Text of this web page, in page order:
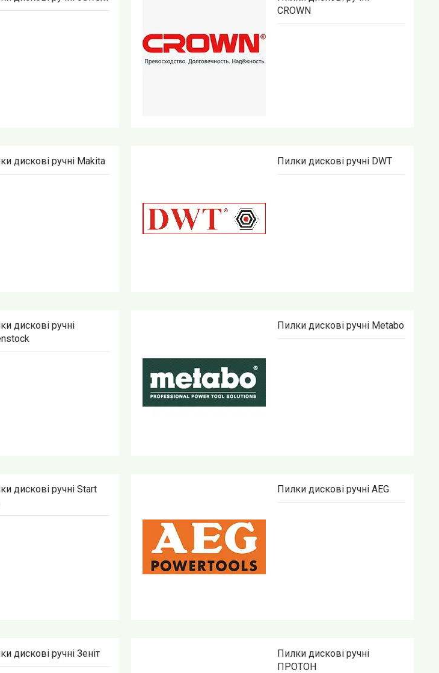
CROWN
дискові ручні Makita Пилки дискові ручні DWT
дискові ручні
Пилки дискові ручні Metabo
дискові ручні Start
Пилки дискові ручні AEG
дискові ручні Зеніт
Пилки дискові ручні
ПРОТОН